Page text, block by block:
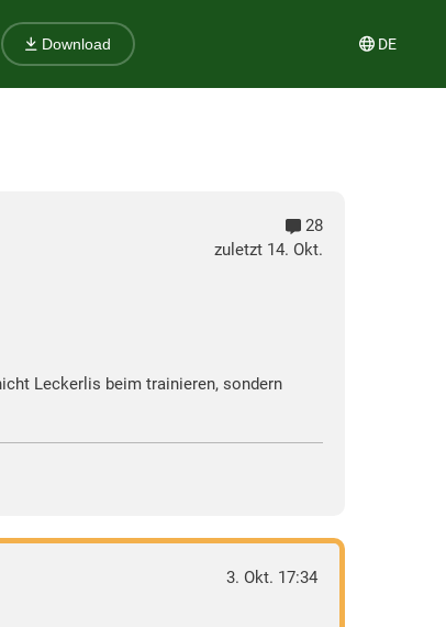
Download DE
28
zuletzt 14. Okt.
Leckerlis beim trainieren, sondern
3. Okt. 17:34